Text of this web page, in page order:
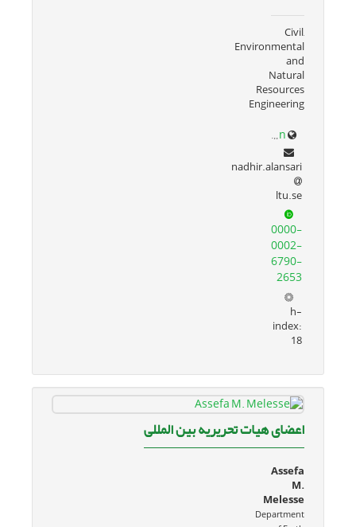
Civil,
Environmental
and
Natural
Resources
Engineering
www.ltu.se/staff/n/nadhir-1.33715?l=en
nadhir.alansari
ltu.se
0000-
0002-
6790-
2653
h-
index:
18
اعضای هیات تحریریه بین المللی
Assefa
M.
Melesse
Department